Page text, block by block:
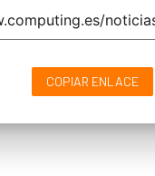
COPIAR ENLACE